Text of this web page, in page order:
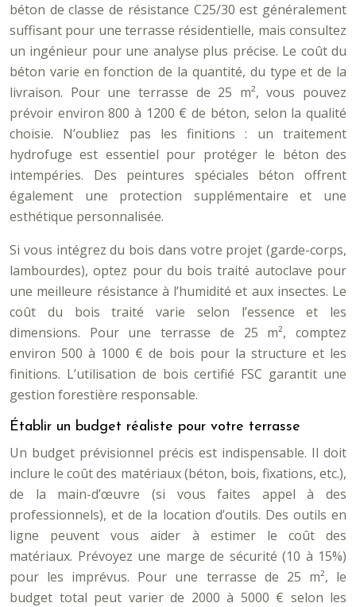
béton de classe de résistance C25/30 est généralement
suffisant pour une terrasse résidentielle, mais consultez
un ingénieur pour une analyse plus précise. Le coût du
béton varie en fonction de la quantité, du type et de la
livraison. Pour une terrasse de 25 m², vous pouvez
prévoir environ 800 à 1200 € de béton, selon la qualité
choisie. N’oubliez pas les finitions : un traitement
hydrofuge est essentiel pour protéger le béton des
intempéries. Des peintures spéciales béton offrent
également une protection supplémentaire et une
esthétique personnalisée.
Si vous intégrez du bois dans votre projet (garde-corps,
lambourdes), optez pour du bois traité autoclave pour
une meilleure résistance à l’humidité et aux insectes. Le
coût du bois traité varie selon l’essence et les
dimensions. Pour une terrasse de 25 m², comptez
environ 500 à 1000 € de bois pour la structure et les
finitions. L’utilisation de bois certifié FSC garantit une
gestion forestière responsable.
Établir un budget réaliste pour votre terrasse
Un budget prévisionnel précis est indispensable. Il doit
inclure le coût des matériaux (béton, bois, fixations, etc.),
de la main-d’œuvre (si vous faites appel à des
professionnels), et de la location d’outils. Des outils en
ligne peuvent vous aider à estimer le coût des
matériaux. Prévoyez une marge de sécurité (10 à 15%)
pour les imprévus. Pour une terrasse de 25 m², le
budget total peut varier de 2000 à 5000 € selon les